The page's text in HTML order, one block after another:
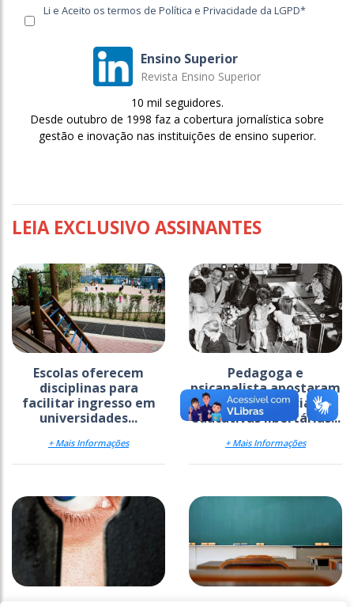
Li e Aceito os termos de Política e Privacidade da LGPD*
Ensino Superior
Revista Ensino Superior
10 mil seguidores.
Desde outubro de 1998 faz a cobertura jornalística sobre
gestão e inovação nas instituições de ensino superior.
LEIA EXCLUSIVO ASSINANTES
Escolas oferecem
disciplinas para
facilitar ingresso em
universidades...
+ Mais Informações
Pedagoga e
psicanalista apostaram
em experiências
educativas libertárias...
+ Mais Informações